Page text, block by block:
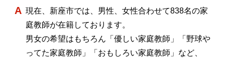
現在、新座市では、男性、女性合わせて838名の家
庭教師が在籍しております。
男女の希望はもちろん「優しい家庭教師」「野球や
ってた家庭教師」「おもしろい家庭教師」など、